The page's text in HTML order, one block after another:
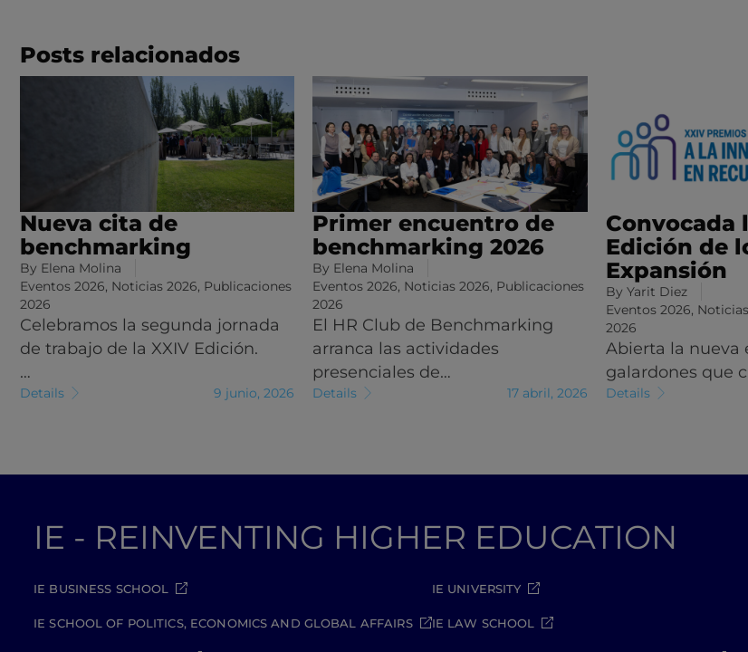
Posts relacionados
Nueva cita de
benchmarking
By Elena Molina
Eventos 2026, Noticias 2026, Publicaciones
2026
Celebramos la segunda jornada
de trabajo de la XXIV Edición.
…
Details 9 junio, 2026
Primer encuentro de
benchmarking 2026
By Elena Molina
Eventos 2026, Noticias 2026, Publicaciones
2026
El HR Club de Benchmarking
arranca las actividades
presenciales de…
Details 17 abril, 2026
Convocada
Edición de
Expansión
By Yarit Diez
Eventos 2026,
2026
Abierta la nueva
galardones que
Details
IE - REINVENTING HIGHER EDUCATION
IE BUSINESS SCHOOL
IE SCHOOL OF POLITICS, ECONOMICS AND GLOBAL AFFAIRS
IE UNIVERSITY
IE LAW SCHOOL